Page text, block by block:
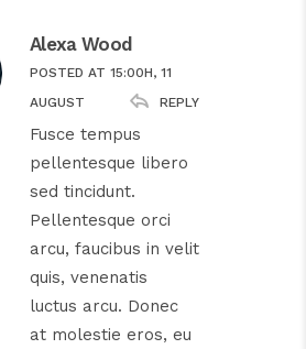
Alexa Wood
POSTED AT 15:00H, 11
AUGUST
REPLY
Fusce tempus
pellentesque libero
sed tincidunt.
Pellentesque orci
arcu, faucibus in velit
quis, venenatis
luctus arcu. Donec
at molestie eros, eu